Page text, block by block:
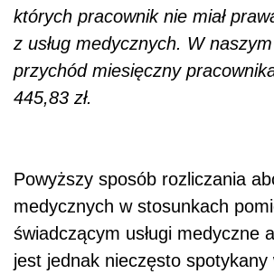
których pracownik nie miał
z usług medycznych. W
przychód miesięczny
445,83 zł.
Powyższy sposób rozliczania
medycznych w stosunkach
świadczącym usługi medyczne
jest jednak nieczęsto spotykany